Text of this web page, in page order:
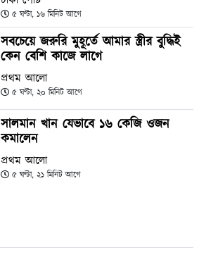
৫ ঘণ্টা, ১৬ মিনিট আগে
সবচেয়ে জরুরি মুহূর্তে আমার স্ত্রীর বুদ্ধিই
কেন বেশি কাজে লাগে
প্রথম আলো
৫ ঘণ্টা, ২০ মিনিট আগে
সালমান খান যেভাবে ১৬ কেজি ওজন
কমালেন
প্রথম আলো
৫ ঘণ্টা, ২১ মিনিট আগে